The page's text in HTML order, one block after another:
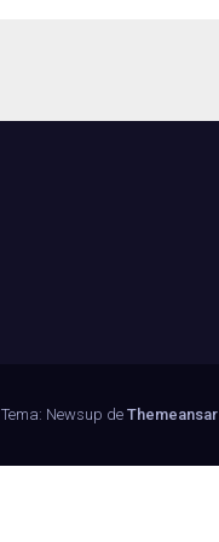
Tema: Newsup de Themeansar